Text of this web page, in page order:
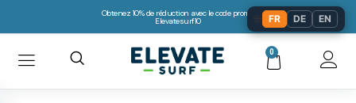
Obtenez 10% de réduction avec le code promo:
Elevatesurf10
0
FR DE EN